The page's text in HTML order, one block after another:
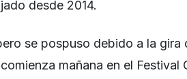
desde 2014.
se pospuso debido a la gira
mañana en el Festival